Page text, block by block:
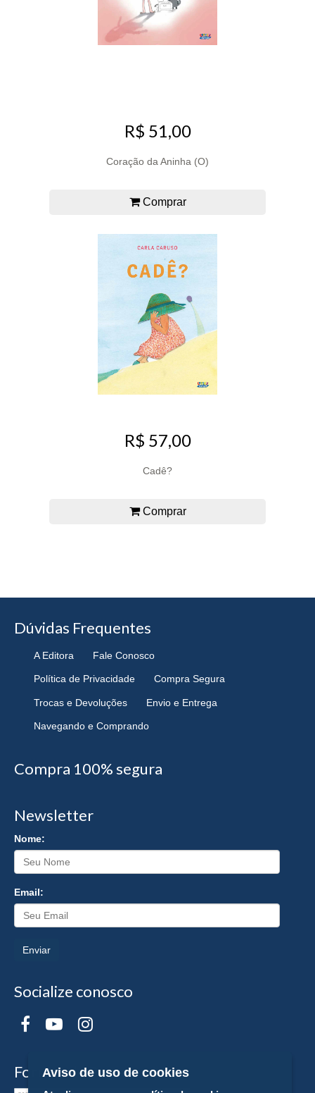
R$ 51,00
Coração da Aninha (O)
Comprar
R$ 57,00
Cadê?
Comprar
Dúvidas Frequentes
A Editora Fale Conosco
Política de Privacidade Compra Segura
Trocas e Devoluções Envio e Entrega
Navegando e Comprando
Compra 100% segura
Newsletter
Nome:
Email:
Enviar
Socialize conosco
Formas de Pagamento
Aviso de uso de cookies